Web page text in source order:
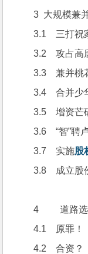
3  大规模兼
3.1    三打祝
3.2    攻占
3.3    兼并
3.4    合并
3.5    增资
3.6    “智”
3.7    实施股
3.8    成立
4         道路
4.1    原罪！
4.2    合资？